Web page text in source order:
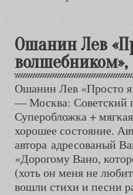
Ошанин Лев
Ошанин Лев «Просто
— Москва: Советский
Суперобложка +
хорошее состояние.
автора адресованый
«Дорогому Вано,
(хоть он меня не
вошли стихи и песни